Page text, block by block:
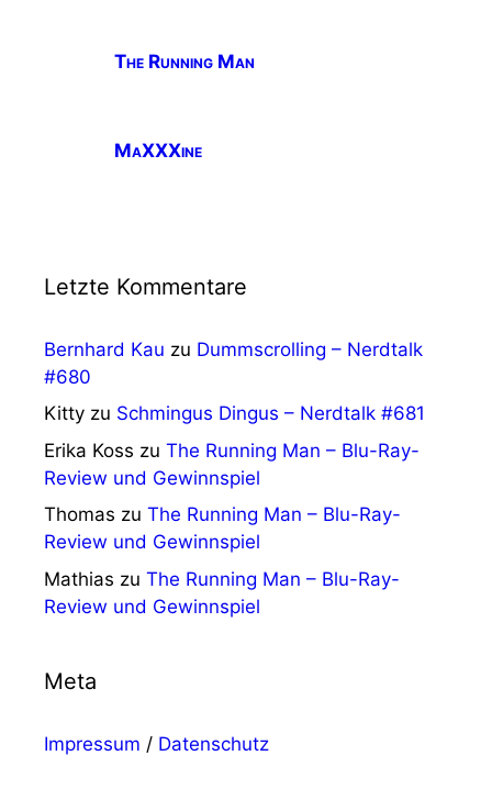
The Running Man
MaXXXine
Letzte Kommentare
Bernhard Kau zu Dummscrolling – Nerdtalk
#680
Kitty zu Schmingus Dingus – Nerdtalk #681
Erika Koss zu The Running Man – Blu-Ray-
Review und Gewinnspiel
Thomas zu The Running Man – Blu-Ray-
Review und Gewinnspiel
Mathias zu The Running Man – Blu-Ray-
Review und Gewinnspiel
Meta
Impressum / Datenschutz